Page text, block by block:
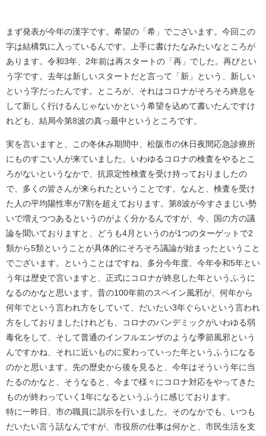
まず発表が今年の漢字です。希望の「希」でございます。今回この
字は結構気に入っているんです。上手に書けたなみたいなところが
あります。令和3年、2年前は再スタートの「再」でした。再びとい
う字です。去年は新しいスタートだと言って「新」という、新しい
という字だったんです。ところが、それはコロナがそろそろ終息を
して新しく行けるんじゃないかという希望を込めて書いたんですけ
れども、結局今第8波の真っ最中というところです。
実を言いますと、この冬休み期間中、松阪市の休日夜間応急診療所
にものすごい人が来ていました。いわゆるコロナの検査をやるとこ
ろがないというなかで、抗原定性検査を受け持っておりましたの
で、多くの皆さんが来られたということです。なんと、検査を受け
た人の平均陽性率が7割を超えております。第8波が今すさまじい勢
いで増えつつあるというのがよく分かるんですが、今、国の方の議
論を聞いておりますと、どうも4月というのが1つのターゲットで2
類から5類ということが具体的にそろそろ議論が始まったということ
でございます。ということはですね、多分今年度、今年令和5年とい
う年は歴史で言いますと、正式にコロナが終息した年というふうに
なるのかなと思います。昔の100年前のスペイン風邪が、何年から
何年でという言われ方をしていて、だいたい3年ぐらいという言われ
方をしておりましたけれども、コロナのパンデミックがいわゆる弱
毒化をして、そして普通のインフルエンザのような季節風邪という
んですかね、それに近いものに変わっていった年というふうになる
のかと思います。先の歴史から後を見ると、今年はそういう年に当
たるのかなと、そうなると、今まで様々にコロナ対応をやってきた
ものが終わっていく1年になるというふうに感じております。
特に一昨日、市の職員に訓示を行いました。そのなかでも、いつも
だいたい言う話なんですが、市役所の仕事は何かと、市民生活を支